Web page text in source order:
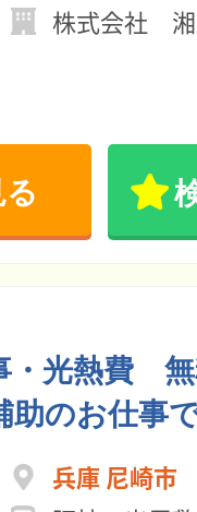
株式会社 湘
・光熱費
助のお仕事
兵庫 尼崎市